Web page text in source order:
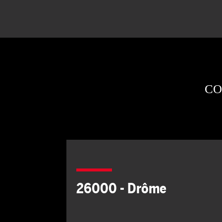
26000 - Drôme